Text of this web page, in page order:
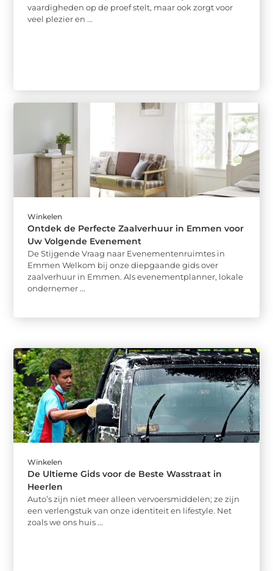
vaardigheden op de proef stelt, maar ook zorgt voor
veel plezier en ...
Winkelen
Ontdek de Perfecte Zaalverhuur in Emmen voor
Uw Volgende Evenement
De Stijgende Vraag naar Evenementenruimtes in
Emmen Welkom bij onze diepgaande gids over
zaalverhuur in Emmen. Als evenementplanner, lokale
ondernemer ...
Winkelen
De Ultieme Gids voor de Beste Wasstraat in
Heerlen
Auto’s zijn niet meer alleen vervoersmiddelen; ze zijn
een verlengstuk van onze identiteit en lifestyle. Net
zoals we ons huis ...